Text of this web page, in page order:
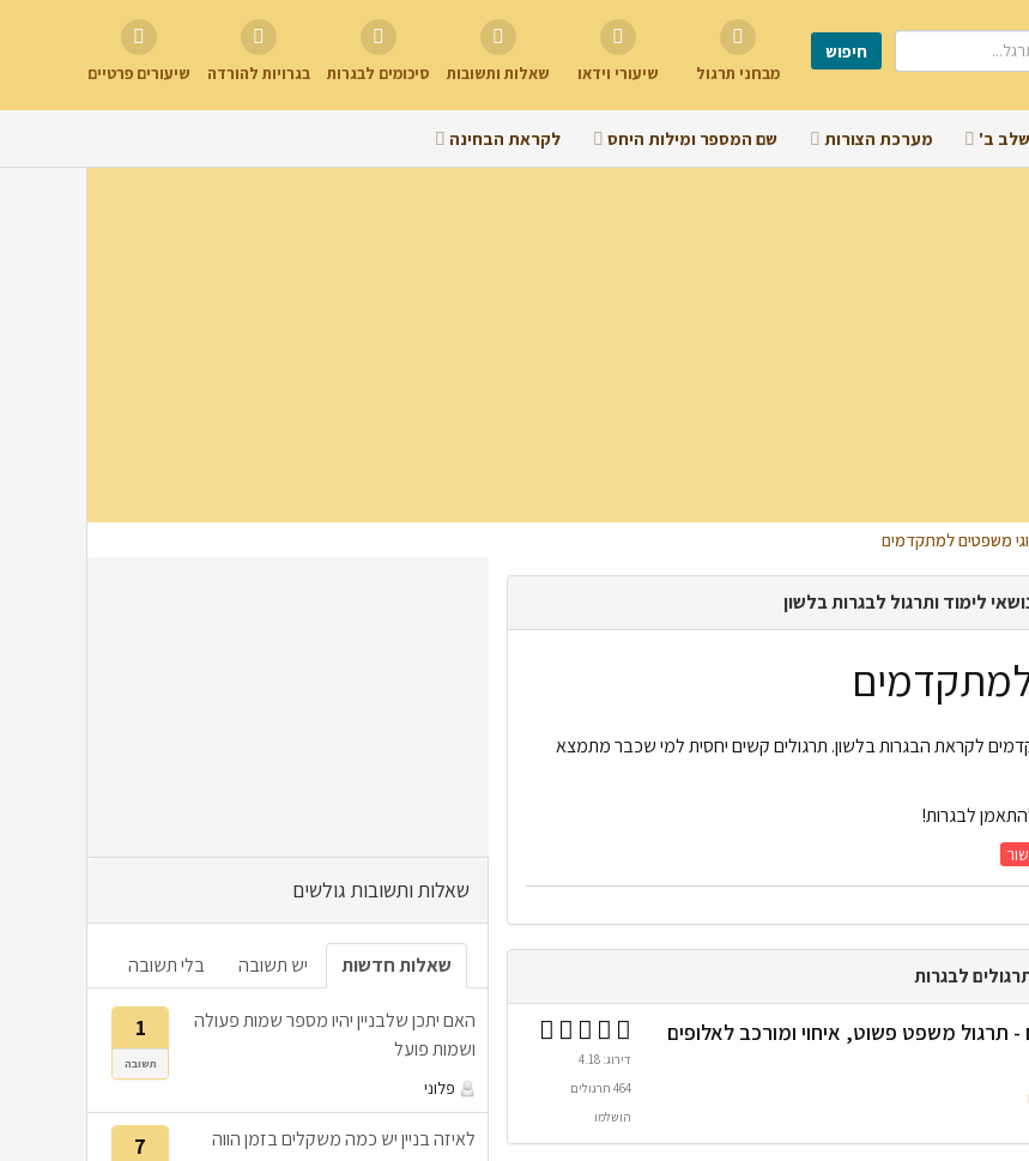
מבחני תרגול שיעורי וידאו שאלות ותשובות סיכומים לבגרות בגרויות להורדה שיעורים פרטיים
ב' מערכת הצורות שם המספר ומילות היחס לקראת הבחינה
משפטים למתקדמים
לימוד ותרגול לבגרות בלשון
לקראת הבגרות בלשון. תרגולים קשים יחסית למי שכבר מתמצא
לבגרות!
לבגרות
תרגול משפט פשוט, איחוי ומורכב לאלופים
דירוג: 4.18
464 תרגולים
הושלמו
שאלות ותשובות גולשים
שאלות חדשות יש תשובה בלי תשובה
1
תשובה
האם יתכן שלבניין יהיו מספר שמות פעולה
ושמות פועל
פלוני
7 לאיזה בניין יש כמה משקלים בזמן הווה